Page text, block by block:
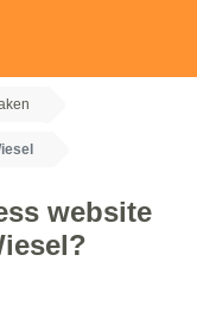
website